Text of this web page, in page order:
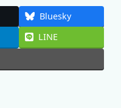
Bluesky
LINE